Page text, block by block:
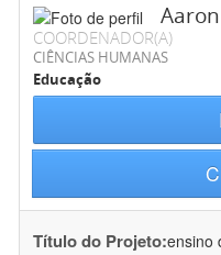
COORDENADOR(A)
CIÊNCIAS HUMANAS
Educação
Título do Projeto:ensino